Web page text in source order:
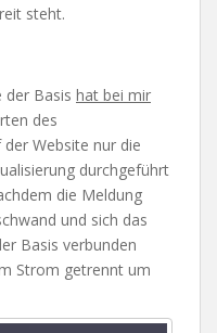
steht.
der Basis hat bei mir
des
Website nur die
durchgeführt
die Meldung
und sich das
Basis verbunden
Strom getrennt um